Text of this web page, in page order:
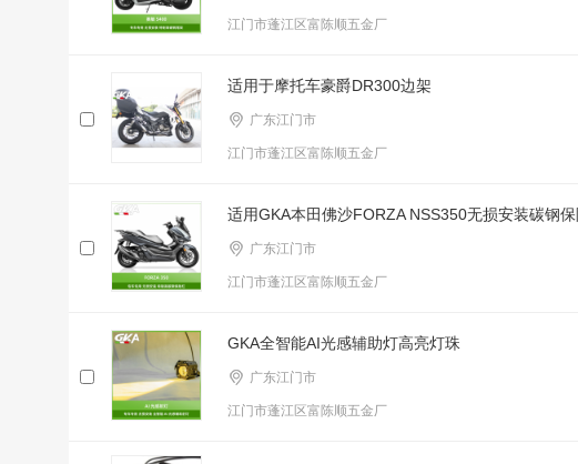
江门市蓬江区富陈顺五金厂
适用于摩托车豪爵DR300边架
广东江门市
江门市蓬江区富陈顺五金厂
适用GKA本田佛沙FORZA NSS350无损安装碳钢
广东江门市
江门市蓬江区富陈顺五金厂
GKA全智能AI光感辅助灯高亮灯珠
广东江门市
江门市蓬江区富陈顺五金厂